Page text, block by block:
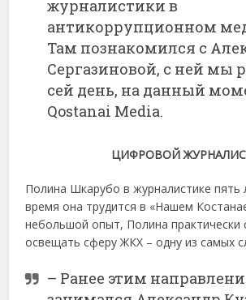
журналистики в
антикоррупционном
Там познакомился с
Сергазиновой, с ней мы
сей день, на данный
Qostanai Media.
ЦИФРОВОЙ
Полина Шкарубо в журналистике пять
время она трудится в «Нашем
небольшой опыт, Полина практически
освещать сферу ЖКХ – одну из самых
– Ранее этим